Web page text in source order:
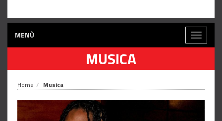
MENÙ
Toggle
MUSICA
Home Musica